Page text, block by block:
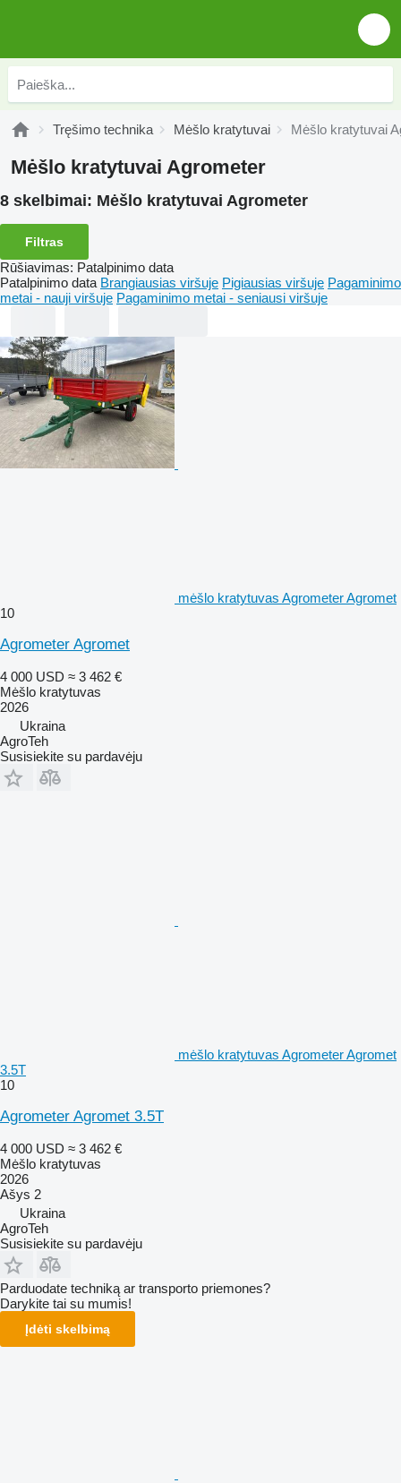
Tręšimo technika Mėšlo kratytuvai Mėšlo kratytuvai
Mėšlo kratytuvai Agrometer
8 skelbimai: Mėšlo kratytuvai Agrometer
Filtras
Rūšiavimas: Patalpinimo data
Patalpinimo data Brangiausias viršuje Pigiausias viršuje Pagaminimo
metai - nauji viršuje Pagaminimo metai - seniausi viršuje
mėšlo kratytuvas Agrometer Agromet
10
Agrometer Agromet
4 000 USD ≈ 3 462 €
Mėšlo kratytuvas
2026
Ukraina
AgroTeh
Susisiekite su pardavėju
mėšlo kratytuvas Agrometer Agromet
3.5T
10
Agrometer Agromet 3.5T
4 000 USD ≈ 3 462 €
Mėšlo kratytuvas
2026
Ašys 2
Ukraina
AgroTeh
Susisiekite su pardavėju
Parduodate techniką ar transporto priemones?
Darykite tai su mumis!
Įdėti skelbimą